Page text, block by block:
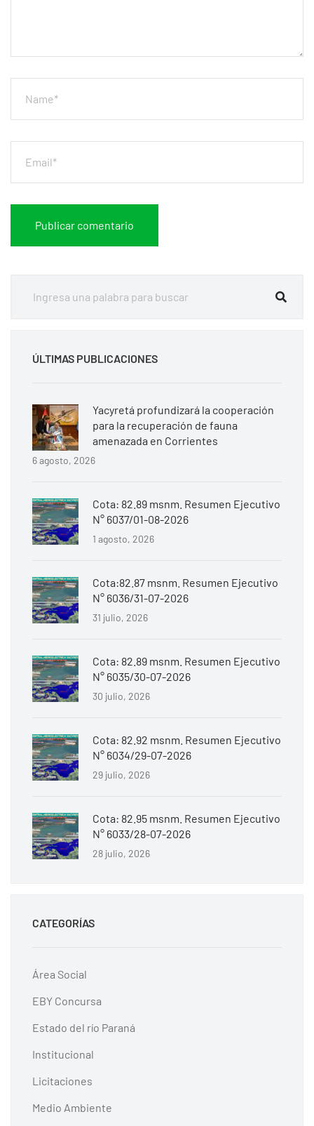
ÚLTIMAS PUBLICACIONES
Yacyretá profundizará la cooperación
para la recuperación de fauna
amenazada en Corrientes
6 agosto, 2026
Cota: 82.89 msnm. Resumen Ejecutivo
N° 6037/01-08-2026
1 agosto, 2026
Cota:82.87 msnm. Resumen Ejecutivo
N° 6036/31-07-2026
31 julio, 2026
Cota: 82.89 msnm. Resumen Ejecutivo
N° 6035/30-07-2026
30 julio, 2026
Cota: 82.92 msnm. Resumen Ejecutivo
N° 6034/29-07-2026
29 julio, 2026
Cota: 82.95 msnm. Resumen Ejecutivo
N° 6033/28-07-2026
28 julio, 2026
CATEGORÍAS
Área Social
EBY Concursa
Estado del río Paraná
Institucional
Licitaciones
Medio Ambiente